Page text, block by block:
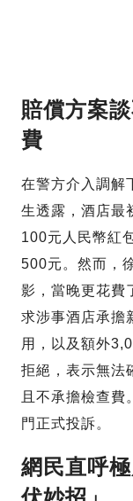
賠償方案
費
在警方介入調解
生透露，酒店最
100元人民幣紅
500元。然而，
影，當晚更花費
求涉事酒店承擔
用，以及額外
拒絕，表示無法
且不承擔檢查費
門正式投訴。
網民直呼